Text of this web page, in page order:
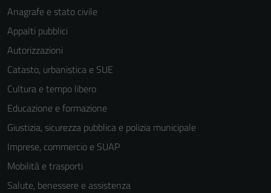
Anagrafe e stato civile
Appalti pubblici
Autorizzazioni
Catasto, urbanistica e SUE
Cultura e tempo libero
Educazione e formazione
Giustizia, sicurezza pubblica e polizia municipale
Imprese, commercio e SUAP
Mobilità e trasporti
Salute, benessere e assistenza